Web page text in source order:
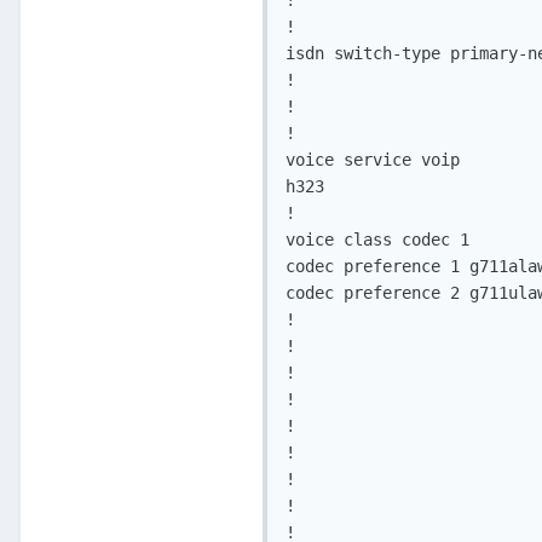
!
isdn switch-type primary-
!
!
!
voice service voip
h323
!
voice class codec 1
codec preference 1
codec preference 2
!
!
!
!
!
!
!
!
!